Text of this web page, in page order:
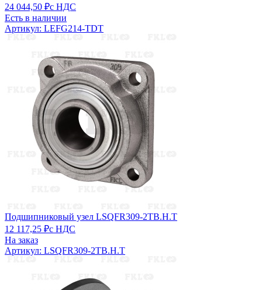
24 044,50 ₽с НДС
Есть в наличии
Артикул: LEFG214-TDT
Подшипниковый узел LSQFR309-2TB.H.T
12 117,25 ₽с НДС
На заказ
Артикул: LSQFR309-2TB.H.T